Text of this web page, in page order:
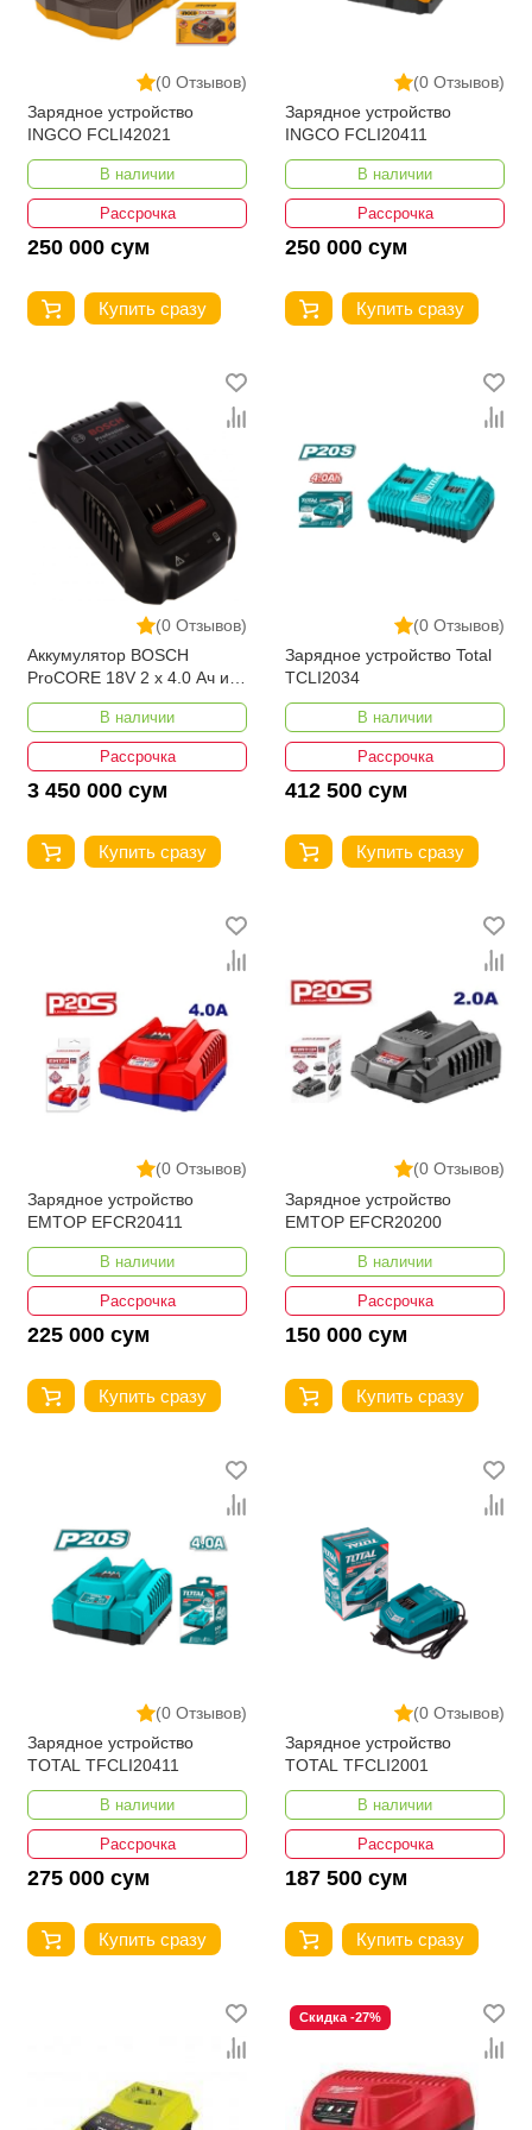
(0 Отзывов)
Зарядное устройство
INGCO FCLI42021
В наличии
Рассрочка
250 000 сум
Купить сразу
(0 Отзывов)
Зарядное устройство
INGCO FCLI20411
В наличии
Рассрочка
250 000 сум
Купить сразу
(0 Отзывов)
Аккумулятор BOSCH
ProCORE 18V 2 x 4.0 Ач и
зарядное устройство
В наличии
Рассрочка
3 450 000 сум
Купить сразу
(0 Отзывов)
Зарядное устройство Total
TCLI2034
В наличии
Рассрочка
412 500 сум
Купить сразу
(0 Отзывов)
Зарядное устройство
EMTOP EFCR20411
В наличии
Рассрочка
225 000 сум
Купить сразу
(0 Отзывов)
Зарядное устройство
EMTOP EFCR20200
В наличии
Рассрочка
150 000 сум
Купить сразу
(0 Отзывов)
Зарядное устройство
TOTAL TFCLI20411
В наличии
Рассрочка
275 000 сум
Купить сразу
(0 Отзывов)
Зарядное устройство
TOTAL TFCLI2001
В наличии
Рассрочка
187 500 сум
Купить сразу
Скидка -27%